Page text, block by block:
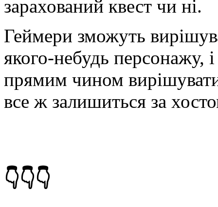
зарахований квест чи ні.
Геймери зможуть
якого-небудь персонажу,
прямим чином вирішувати
все ж залишиться за
👇👇👇